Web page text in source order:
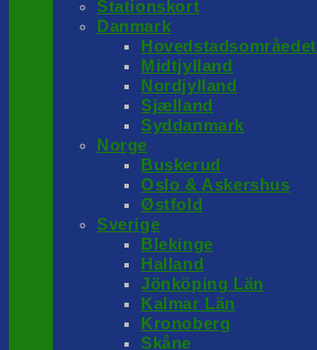
Stationskort
Danmark
Hovedstadsområedet
Midtjylland
Nordjylland
Sjælland
Syddanmark
Norge
Buskerud
Oslo & Askershus
Østfold
Sverige
Blekinge
Halland
Jönköping Län
Kalmar Län
Kronoberg
Skåne